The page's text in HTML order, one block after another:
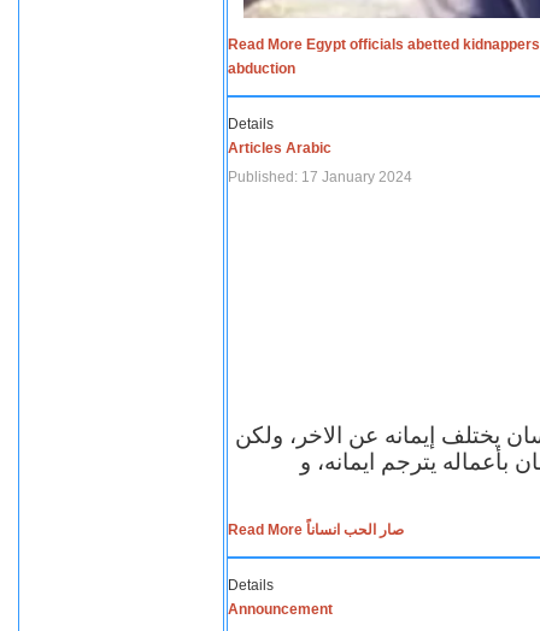
Read More Egypt officials abetted
abduction
Details
Articles Arabic
Published: 17 January 2024
يختلف إيمانه عن الاخر، ولكن
بأعماله يترجم ايمانه، و
Read More صار الحب انساناً
Details
Announcement